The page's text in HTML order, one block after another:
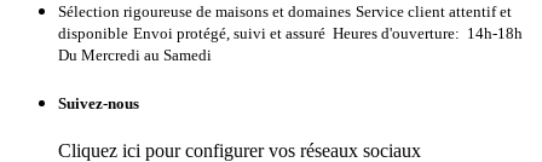
Sélection rigoureuse de maisons et domaines Service client attentif et
disponible Envoi protégé, suivi et assuré Heures d'ouverture: 14h-18h
Du Mercredi au Samedi
Suivez-nous
Cliquez ici pour configurer vos réseaux sociaux